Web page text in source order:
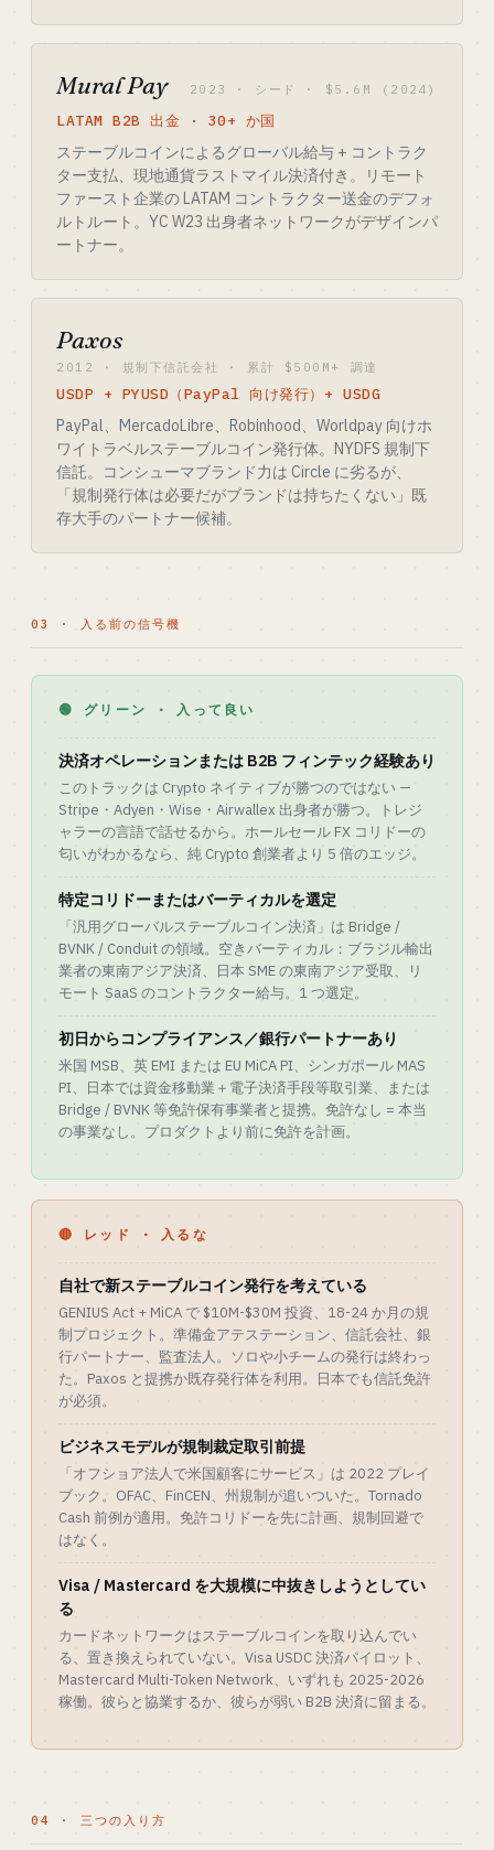
Mural Pay 2023 · シード · $5.6M (2024)
LATAM B2B 出金 · 30+ か国
ステーブルコインによるグローバル給与 + コントラク
ター支払、現地通貨ラストマイル決済付き。リモート
ファースト企業の LATAM コントラクター送金のデフォ
ルトルート。YC W23 出身者ネットワークがデザインパ
ートナー。
Paxos
2012 · 規制下信託会社 · 累計 $500M+ 調達
USDP + PYUSD（PayPal 向け発行）+ USDG
PayPal、MercadoLibre、Robinhood、Worldpay 向けホ
ワイトラベルステーブルコイン発行体。NYDFS 規制下
信託。コンシューマブランド力は Circle に劣るが、
「規制発行体は必要だがブランドは持ちたくない」既
存大手のパートナー候補。
03 · 入る前の信号機
🟢 グリーン · 入って良い
決済オペレーションまたは B2B フィンテック経験あり
このトラックは Crypto ネイティブが勝つのではない —
Stripe・Adyen・Wise・Airwallex 出身者が勝つ。トレジ
ャラーの言語で話せるから。ホールセール FX コリドーの
匂いがわかるなら、純 Crypto 創業者より 5 倍のエッジ。
特定コリドーまたはバーティカルを選定
「汎用グローバルステーブルコイン決済」は Bridge /
BVNK / Conduit の領域。空きバーティカル：ブラジル輸出
業者の東南アジア決済、日本 SME の東南アジア受取、リ
モート SaaS のコントラクター給与。1 つ選定。
初日からコンプライアンス／銀行パートナーあり
米国 MSB、英 EMI または EU MiCA PI、シンガポール MAS
PI、日本では資金移動業＋電子決済手段等取引業、または
Bridge / BVNK 等免許保有事業者と提携。免許なし = 本当
の事業なし。プロダクトより前に免許を計画。
🔴 レッド · 入るな
自社で新ステーブルコイン発行を考えている
GENIUS Act + MiCA で $10M-$30M 投資、18-24 か月の規
制プロジェクト。準備金アテステーション、信託会社、銀
行パートナー、監査法人。ソロや小チームの発行は終わっ
た。Paxos と提携か既存発行体を利用。日本でも信託免許
が必須。
ビジネスモデルが規制裁定取引前提
「オフショア法人で米国顧客にサービス」は 2022 プレイ
ブック。OFAC、FinCEN、州規制が追いついた。Tornado
Cash 前例が適用。免許コリドーを先に計画、規制回避で
はなく。
Visa / Mastercard を大規模に中抜きしようとしてい
る
カードネットワークはステーブルコインを取り込んでい
る、置き換えられていない。Visa USDC 決済パイロット、
Mastercard Multi-Token Network、いずれも 2025-2026
稼働。彼らと協業するか、彼らが弱い B2B 決済に留まる。
04 · 三つの入り方